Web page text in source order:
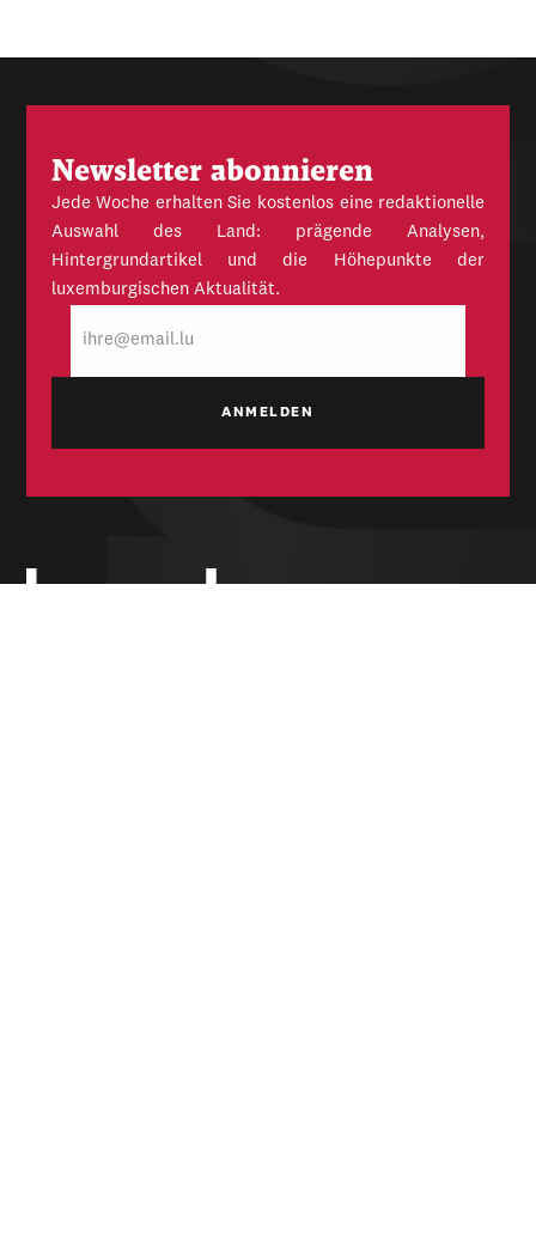
Newsletter abonnieren
Jede Woche erhalten Sie kostenlos eine redaktionelle
Auswahl des Land: prägende Analysen,
Hintergrundartikel und die Höhepunkte der
luxemburgischen Aktualität.
Mail